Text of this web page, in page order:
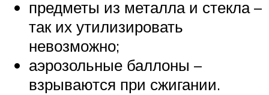
предметы из металла и стекла –
так их утилизировать
невозможно;
аэрозольные баллоны –
взрываются при сжигании.